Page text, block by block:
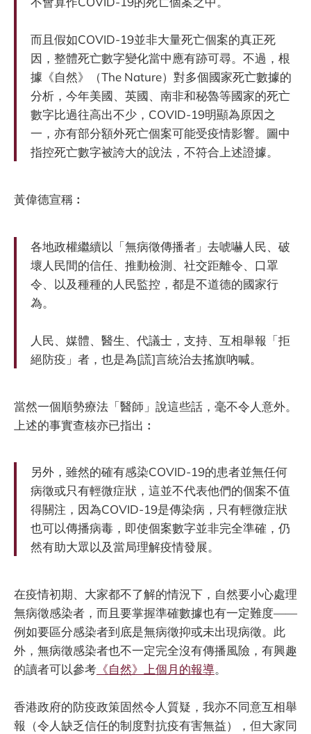
而且假如COVID-19並非大量死亡個案的真正死
因，整體死亡數字變化當中應有跡可尋。不過，根
據《自然》（The Nature）對多個國家死亡數據的
分析，今年美國、英國、南非和秘魯等國家的死亡
數字比過往高出不少，COVID-19明顯為原因之
一，亦有部分額外死亡個案可能受疫情影響。圖中
指控死亡數字被誇大的說法，不符合上述證據。
黃偉德宣稱︰
各地政權繼續以「無病徵傳播者」去唬嚇人民、破
壞人民間的信任、推動檢測、社交距離令、口罩
令、以及種種的人民監控，都是不道德的國家行
為。
人民、媒體、醫生、代議士，支持、互相舉報「拒
絕防疫」者，也是為[謊]言統治去搖旗吶喊。
當然一個順勢療法「醫師」說這些話，毫不令人意外。
上述的事實查核亦已指出︰
另外，雖然的確有感染COVID-19的患者並無任何
病徵或只有輕微症狀，這並不代表他們的個案不值
得關注，因為COVID-19是傳染病，只有輕微症狀
也可以傳播病毒，即使個案數字並非完全準確，仍
然有助大眾以及當局理解疫情發展。
在疫情初期、大家都不了解的情況下，自然要小心處理
無病徵感染者，而且要掌握準確數據也有一定難度——
例如要區分感染者到底是無病徵抑或未出現病徵。此
外，無病徵感染者也不一定完全沒有傳播風險，有興趣
的讀者可以參考 《自然》上個月的報導。
香港政府的防疫政策固然令人質疑，我亦不同意互相舉
報（令人缺乏信任的制度對抗疫有害無益），但大家同